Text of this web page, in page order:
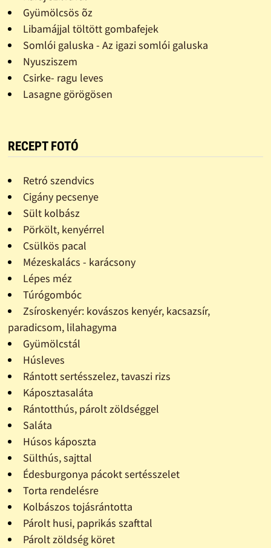
Gyümölcsös õz
Libamájjal töltött gombafejek
Somlói galuska - Az igazi somlói galuska
Nyusziszem
Csirke- ragu leves
Lasagne görögösen
RECEPT FOTÓ
Retró szendvics
Cigány pecsenye
Sült kolbász
Pörkölt, kenyérrel
Csülkös pacal
Mézeskalács - karácsony
Lépes méz
Túrógombóc
Zsíroskenyér: kovászos kenyér, kacsazsír,
paradicsom, lilahagyma
Gyümölcstál
Húsleves
Rántott sertésszelez, tavaszi rizs
Káposztasaláta
Rántotthús, párolt zöldséggel
Saláta
Húsos káposzta
Sülthús, sajttal
Édesburgonya pácokt sertésszelet
Torta rendelésre
Kolbászos tojásrántotta
Párolt husi, paprikás szafttal
Párolt zöldség köret